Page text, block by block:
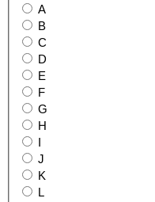
A
B
C
D
E
F
G
H
J
K
L